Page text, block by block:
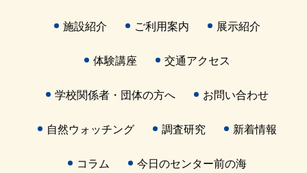
施設紹介 ご利用案内 展示紹介
体験講座 交通アクセス
学校関係者・団体の方へ お問い合わせ
自然ウォッチング 調査研究 新着情報
コラム 今日のセンター前の海